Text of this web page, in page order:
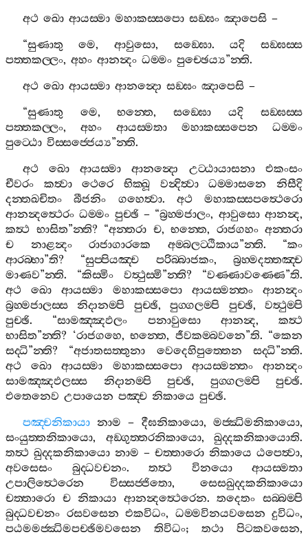
අථ ඛො ආයස‍්මා මහාකස‍්සපො සඞ‍්ඝං ඤාපෙසි–
“සුණාතු මෙ, ආවුසො, සඞ‍්ඝො.යදි
සඞ‍්ඝස‍්ස
පත‍්තකල‍්ලං, අහං ආනන්‍දං ධම‍්මං පුච‍්ඡෙය්‍ය”න‍්ති.
අථ ඛො ආයස‍්මා ආනන්‍දො සඞ‍්ඝං ඤාපෙසි–
“සුණාතු මෙ,භන‍්තෙ,සඞ‍්ඝො යදි
සඞ‍්ඝස‍්ස
පත‍්තකල‍්ලං, අහං ආයස‍්මතා මහාකස‍්සපෙන
ධම‍්මං
පුට‍්ඨො විස‍්සජ‍්ජෙය්‍ය”න‍්ති.
අථ
ඛො ආයස‍්මා ආනන්‍දො උට‍්ඨායාසනා
එකංසං
චීවරං
කත්‍වා ථෙරෙ භික‍්ඛූ වන්‍දිත්‍වා ධම‍්මාසනෙ
නිසීදි
දන‍්තඛචිතං
බීජනිං ගහෙත්‍වා. අථ
මහාකස‍්සපත්‍ථෙරො
ආනන්‍දත්‍ථෙරං ධම‍්මං පුච‍්ඡි– “බ්‍රහ‍්මජාලං, ආවුසො ආනන්‍ද,
කත්‍ථ භාසිත”න‍්ති? “අන‍්තරා ච, භන‍්තෙ, රාජගහං අන‍්තරා
ච
නාළන්‍දං රාජාගාරකෙ අම‍්බලට‍්ඨිකාය”න‍්ති. “කං
ආරබ‍්භා”ති? “සුප‍්පියඤ‍්ච පරිබ‍්බාජකං,බ්‍රහ‍්මදත‍්තඤ‍්ච
මාණව”න‍්ති. “කිස‍්මිං වත්‍ථුස‍්මි”න‍්ති? “වණ‍්ණාවණ‍්ණෙ”ති.
අථ
ඛො ආයස‍්මා මහාකස‍්සපො ආයස‍්මන‍්තං
ආනන්‍දං
බ්‍රහ‍්මජාලස‍්ස
නිදානම‍්පි පුච‍්ඡි,පුග‍්ගලම‍්පි පුච‍්ඡි,වත්‍ථුම‍්පි
පුච‍්ඡි. “සාමඤ‍්ඤඵලං පනාවුසො ආනන්‍ද, කත්‍ථ
භාසිත”න‍්ති? ‘රාජගහෙ, භන‍්තෙ, ජීවකම‍්බවනෙ”ති. “කෙන
සද‍්ධි”න‍්ති? “අජාතසත‍්තුනා වෙදෙහිපුත‍්තෙන සද‍්ධි”න‍්ති.
අථ
ඛො ආයස‍්මා මහාකස‍්සපො ආයස‍්මන‍්තං
ආනන්‍දං
සාමඤ‍්ඤඵලස‍්ස
නිදානම‍්පි පුච‍්ඡි, පුග‍්ගලම‍්පි පුච‍්ඡි.
එතෙනෙව උපායෙන පඤ‍්ච නිකායෙ පුච‍්ඡි.
පඤ‍්චනිකායා නාම – දීඝනිකායො, මජ‍්ඣිමනිකායො,
සංයුත‍්තනිකායො, අඞ‍්ගුත‍්තරනිකායො, ඛුද‍්දකනිකායොති.
තත්‍ථ ඛුද‍්දකනිකායො නාම – චත‍්තාරො නිකායෙ ඨපෙත්‍වා,
අවසෙසං
බුද‍්ධවචනං. තත්‍ථ විනයො
ආයස‍්මතා
උපාලිත්‍ථෙරෙන
විස‍්සජ‍්ජිතො, සෙසඛුද‍්දකනිකායො
චත‍්තාරො ච නිකායා ආනන්‍දත්‍ථෙරෙන.තදෙතං සබ‍්බම‍්පි
බුද‍්ධවචනං රසවසෙන එකවිධං, ධම‍්මවිනයවසෙන දුවිධං,
පඨමමජ‍්ඣිමපච‍්ඡිමවසෙන
තිවිධං;තථා පිටකවසෙන,